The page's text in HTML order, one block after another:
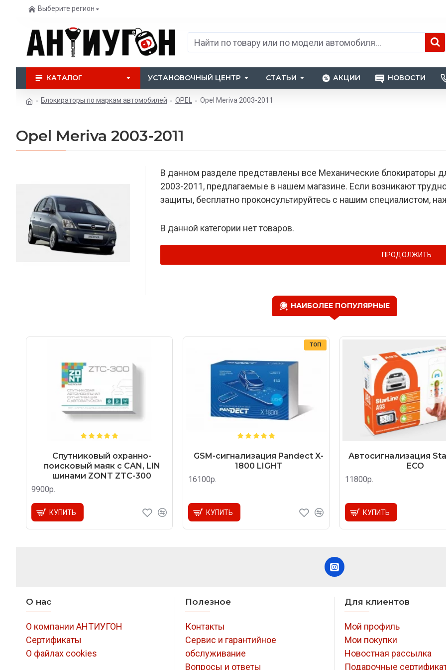
Выберите регион
КАТАЛОГ УСТАНОВОЧНЫЙ ЦЕНТР СТАТЬИ АКЦИИ НОВОСТИ
Блокираторы по маркам автомобилей OPEL Opel Meriva 2003-2011
Opel Meriva 2003-2011
В данном разделе представлены все Механические блокираторы
2003-2011, предлагаемые в нашем магазине. Если возникают
защиты, бесплатно проконсультируйтесь с нашим специалистом,
В данной категории нет товаров.
ПРОДОЛЖИТЬ
НАИБОЛЕЕ ПОПУЛЯРНЫЕ
Спутниковый охранно-
поисковый маяк с CAN, LIN
шинами ZONT ZTC-300
9900р.
КУПИТЬ
ТОП
GSM-сигнализация Pandect X-
1800 LIGHT
16100р.
КУПИТЬ
Автосигнализация
ECO
11800р.
КУПИТЬ
О нас
О компании АНТИУГОН
Сертификаты
О файлах cookies
Полезное
Контакты
Сервис и гарантийное
обслуживание
Вопросы и ответы
Для клиентов
Мой профиль
Мои покупки
Новостная рассылка
Подарочные